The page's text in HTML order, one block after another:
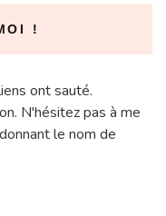
!
ont sauté.
N'hésitez pas à me
le nom de